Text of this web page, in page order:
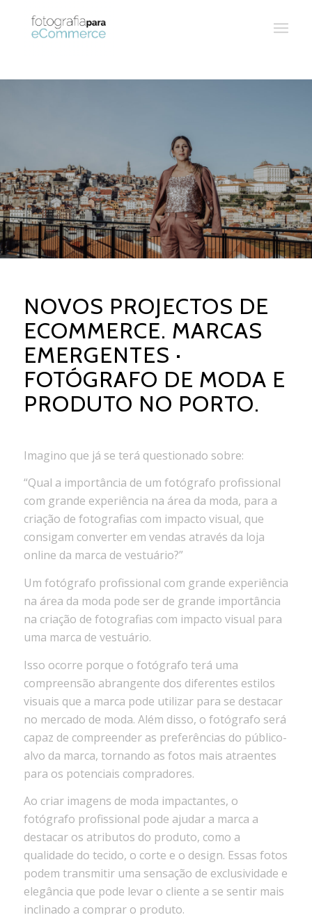
NOVOS PROJECTOS DE
ECOMMERCE. MARCAS
EMERGENTES ·
FOTÓGRAFO DE MODA E
PRODUTO NO PORTO.
Imagino que já se terá questionado sobre:
“Qual a importância de um fotógrafo profissional
com grande experiência na área da moda, para a
criação de fotografias com impacto visual, que
consigam converter em vendas através da loja
online da marca de vestuário?”
Um fotógrafo profissional com grande experiência
na área da moda pode ser de grande importância
na criação de fotografias com impacto visual para
uma marca de vestuário.
Isso ocorre porque o fotógrafo terá uma
compreensão abrangente dos diferentes estilos
visuais que a marca pode utilizar para se destacar
no mercado de moda. Além disso, o fotógrafo será
capaz de compreender as preferências do público-
alvo da marca, tornando as fotos mais atraentes
para os potenciais compradores.
Ao criar imagens de moda impactantes, o
fotógrafo profissional pode ajudar a marca a
destacar os atributos do produto, como a
qualidade do tecido, o corte e o design. Essas fotos
podem transmitir uma sensação de exclusividade e
elegância que pode levar o cliente a se sentir mais
inclinado a comprar o produto.